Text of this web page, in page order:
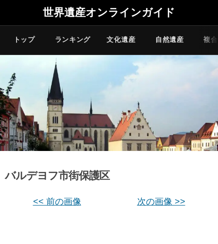
世界遺産オンラインガイド
トップ ランキング 文化遺産 自然遺産 複
バルデヨフ市街保護区
<< 前の画像 次の画像 >>